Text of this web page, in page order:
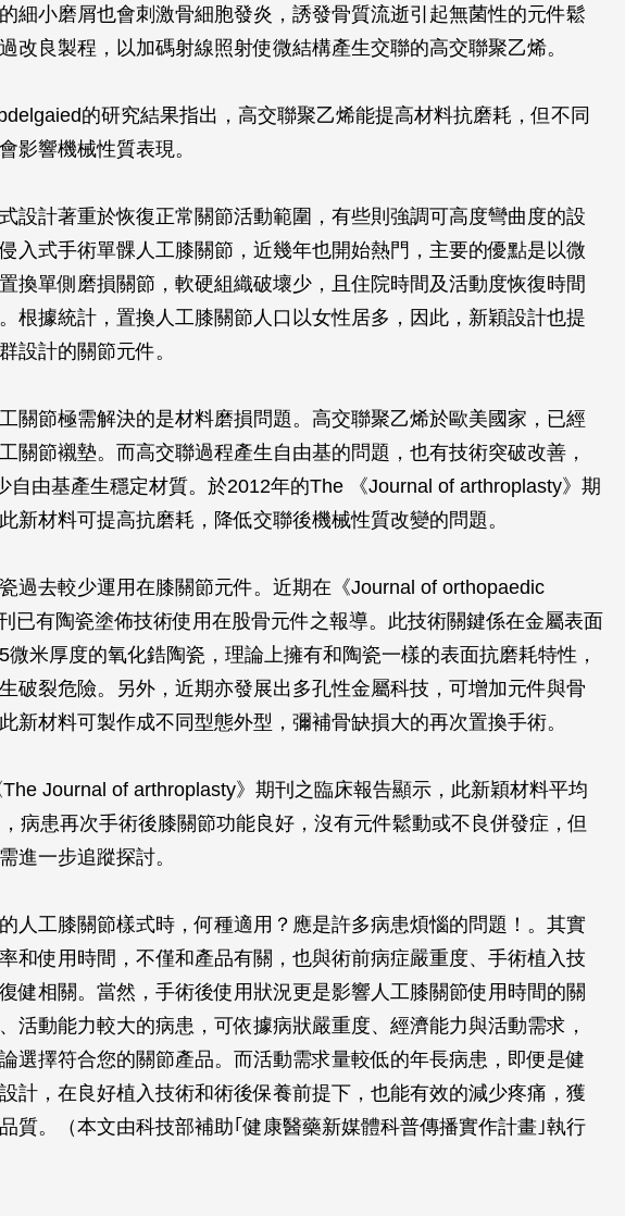
細小磨屑也會刺激骨細胞發炎，誘發骨質流逝引起無菌性的元件鬆
改良製程，以加碼射線照射使微結構產生交聯的高交聯聚乙烯。
的研究結果指出，高交聯聚乙烯能提高材料抗磨耗，但不同
影響機械性質表現。
設計著重於恢復正常關節活動範圍，有些則強調可高度彎曲度的設
入式手術單髁人工膝關節，近幾年也開始熱門，主要的優點是以微
換單側磨損關節，軟硬組織破壞少，且住院時間及活動度恢復時間
根據統計，置換人工膝關節人口以女性居多，因此，新穎設計也提
設計的關節元件。
關節極需解決的是材料磨損問題。高交聯聚乙烯於歐美國家，已經
關節襯墊。而高交聯過程產生自由基的問題，也有技術突破改善，
自由基產生穩定材質。於2012年的The 《Journal of arthroplasty》期
新材料可提高抗磨耗，降低交聯後機械性質改變的問題。
過去較少運用在膝關節元件。近期在《Journal of orthopaedic
已有陶瓷塗佈技術使用在股骨元件之報導。此技術關鍵係在金屬表面
微米厚度的氧化鋯陶瓷，理論上擁有和陶瓷一樣的表面抗磨耗特性，
破裂危險。另外，近期亦發展出多孔性金屬科技，可增加元件與骨
新材料可製作成不同型態外型，彌補骨缺損大的再次置換手術。
The Journal of arthroplasty》期刊之臨床報告顯示，此新穎材料平均
病患再次手術後膝關節功能良好，沒有元件鬆動或不良併發症，但
進一步追蹤探討。
人工膝關節樣式時，何種適用？應是許多病患煩惱的問題！。其實
和使用時間，不僅和產品有關，也與術前病症嚴重度、手術植入技
健相關。當然，手術後使用狀況更是影響人工膝關節使用時間的關
活動能力較大的病患，可依據病狀嚴重度、經濟能力與活動需求，
選擇符合您的關節產品。而活動需求量較低的年長病患，即便是健
計，在良好植入技術和術後保養前提下，也能有效的減少疼痛，獲
質。（本文由科技部補助｢健康醫藥新媒體科普傳播實作計畫｣執行